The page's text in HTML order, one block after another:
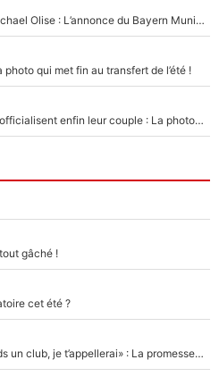
Scandale dans la vie privée de Michael Olise : L’annonce du Bayern Munich sur son enfant caché
qui met fin au transfert de l’été !
Antoine Dupont et Iris Mittenaere officialisent enfin leur couple : La photo qui enflamme les réseaux sociaux
gâché !
cet été ?
Mercato - OM - «Dès que je prends un club, je t’appellerai» : La promesse de Marcelino au moment de claquer la porte